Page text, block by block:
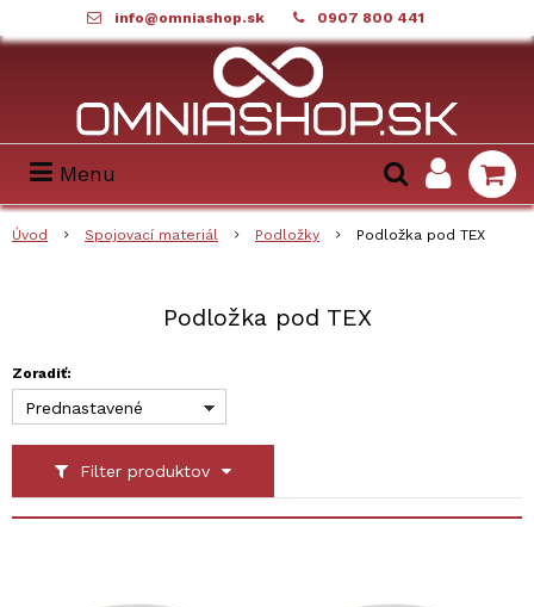
info@omniashop.sk 0907 800 441
Menu
Úvod Spojovací materiál Podložky Podložka pod TEX
Podložka pod TEX
Filter produktov
Zoradiť:
Prednastavené